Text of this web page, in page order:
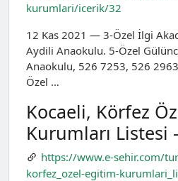
kurumlari/icerik/32
12 Kas 2021 — 3-Özel İlgi
Aydili Anaokulu. 5-Özel
Anaokulu, 526 7253, 526
Özel …
Kocaeli, Körfez
Kurumları Listesi
https://www.e-sehir.com/
korfez_ozel-egitim-